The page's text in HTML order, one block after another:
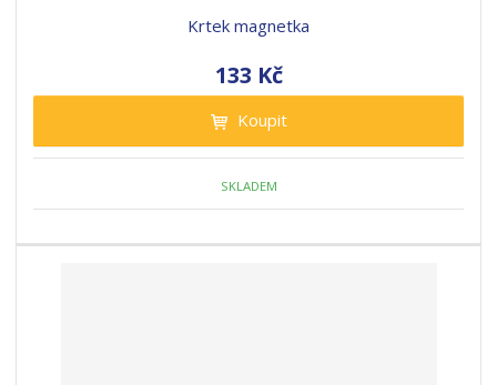
Krtek magnetka
133 Kč
Koupit
SKLADEM